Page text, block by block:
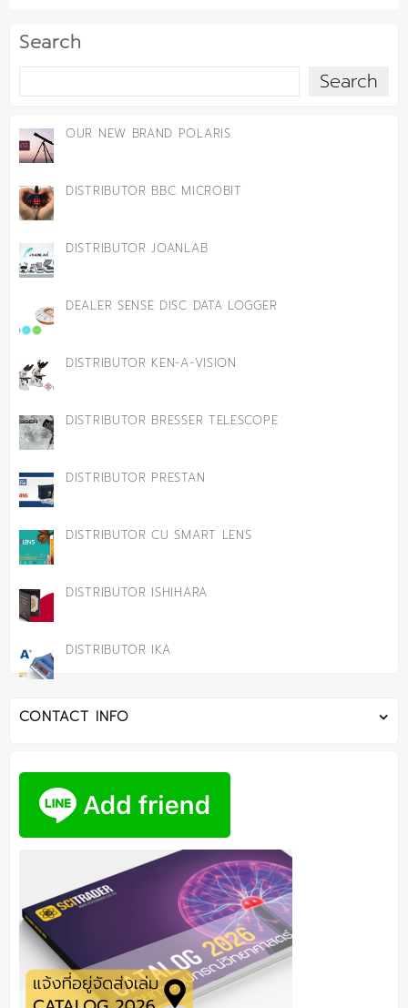
Search
Search
OUR NEW BRAND POLARIS
DISTRIBUTOR BBC MICROBIT
DISTRIBUTOR JOANLAB
DEALER SENSE DISC DATA LOGGER
DISTRIBUTOR KEN-A-VISION
DISTRIBUTOR BRESSER TELESCOPE
DISTRIBUTOR PRESTAN
DISTRIBUTOR CU SMART LENS
DISTRIBUTOR ISHIHARA
DISTRIBUTOR IKA
CONTACT INFO